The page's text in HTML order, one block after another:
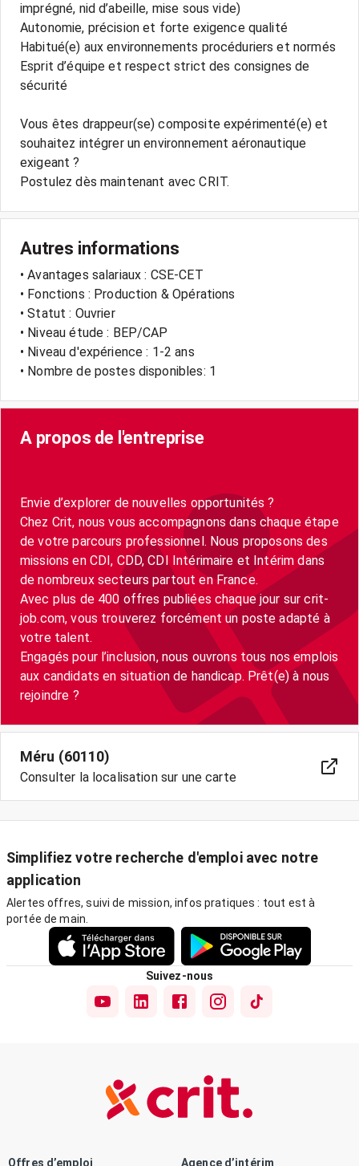
imprégné, nid d’abeille, mise sous vide)
Autonomie, précision et forte exigence qualité
Habitué(e) aux environnements procéduriers et normés
Esprit d’équipe et respect strict des consignes de
sécurité
Vous êtes drappeur(se) composite expérimenté(e) et
souhaitez intégrer un environnement aéronautique
exigeant ?
Autres informations
• Avantages salariaux : CSE-CET
• Fonctions : Production & Opérations
• Statut : Ouvrier
• Niveau étude : BEP/CAP
• Niveau d'expérience : 1-2 ans
• Nombre de postes disponibles: 1
A propos de l'entreprise
Envie d’explorer de nouvelles opportunités ?
Chez Crit, nous vous accompagnons dans chaque étape
de votre parcours professionnel. Nous proposons des
missions en CDI, CDD, CDI Intérimaire et Intérim dans
de nombreux secteurs partout en France.
Avec plus de 400 offres publiées chaque jour sur crit-
job.com, vous trouverez forcément un poste adapté à
votre talent.
Engagés pour l’inclusion, nous ouvrons tous nos emplois
aux candidats en situation de handicap. Prêt(e) à nous
Méru (60110)
Consulter la localisation sur une carte
Simplifiez votre recherche d'emploi avec notre
application
Alertes offres, suivi de mission, infos pratiques : tout est à
portée de main.
Suivez-nous
Offres d’emploi Agence d’intérim